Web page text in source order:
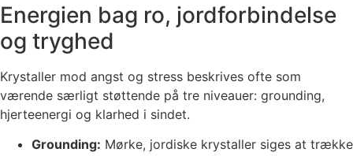
Energien bag ro, jordforbindelse
og tryghed
Krystaller mod angst og stress beskrives ofte som
værende særligt støttende på tre niveauer: grounding,
hjerteenergi og klarhed i sindet.
Grounding: Mørke, jordiske krystaller siges at trække